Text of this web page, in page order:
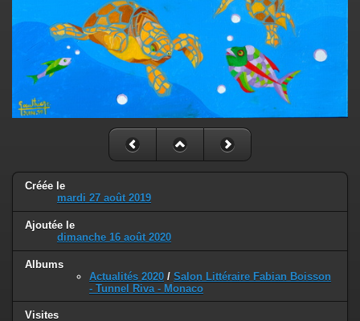
Créée le
mardi 27 août 2019
Ajoutée le
dimanche 16 août 2020
Albums
Actualités 2020 / Salon Littéraire Fabian Boisson
- Tunnel Riva - Monaco
Visites